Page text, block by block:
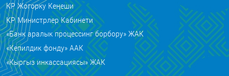
КР Жогорку Кеңеши
КР Министрлер Кабинети
«Банк аралык процессинг борбору» ЖАК
«Кепилдик фонду» ААК
«Кыргыз инкассациясы» ЖАК